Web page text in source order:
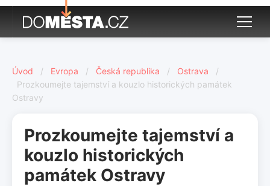
Úvod / Evropa / Česká republika / Ostrava
/
Prozkoumejte tajemství a kouzlo historických památek
Ostravy
Prozkoumejte tajemství a
kouzlo historických
památek Ostravy